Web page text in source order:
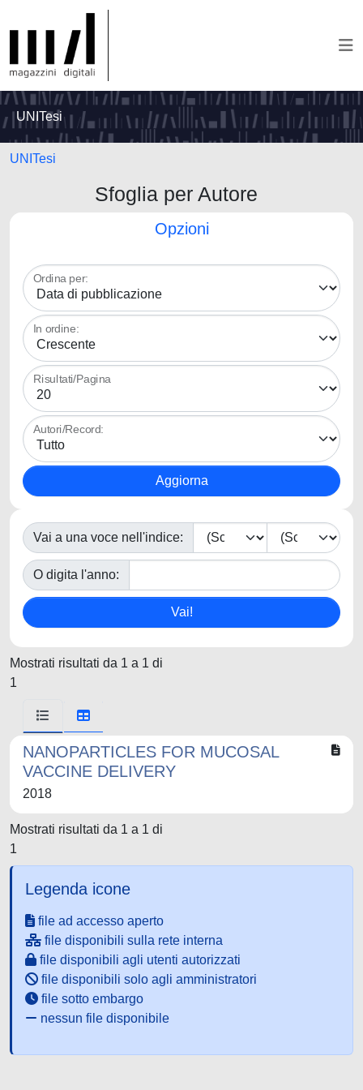
UNITesi
UNITesi
Sfoglia per Autore
Opzioni
Ordina per:
In ordine:
Risultati/Pagina
Autori/Record:
Vai a una voce nell'indice:
O digita l'anno:
Mostrati risultati da 1 a 1 di
1
NANOPARTICLES FOR MUCOSAL
VACCINE DELIVERY
2018
Mostrati risultati da 1 a 1 di
1
Legenda icone
file ad accesso aperto
file disponibili sulla rete interna
file disponibili agli utenti autorizzati
file disponibili solo agli amministratori
file sotto embargo
nessun file disponibile